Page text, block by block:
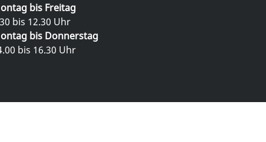
bis Freitag
bis 12.30 Uhr
bis Donnerstag
bis 16.30 Uhr